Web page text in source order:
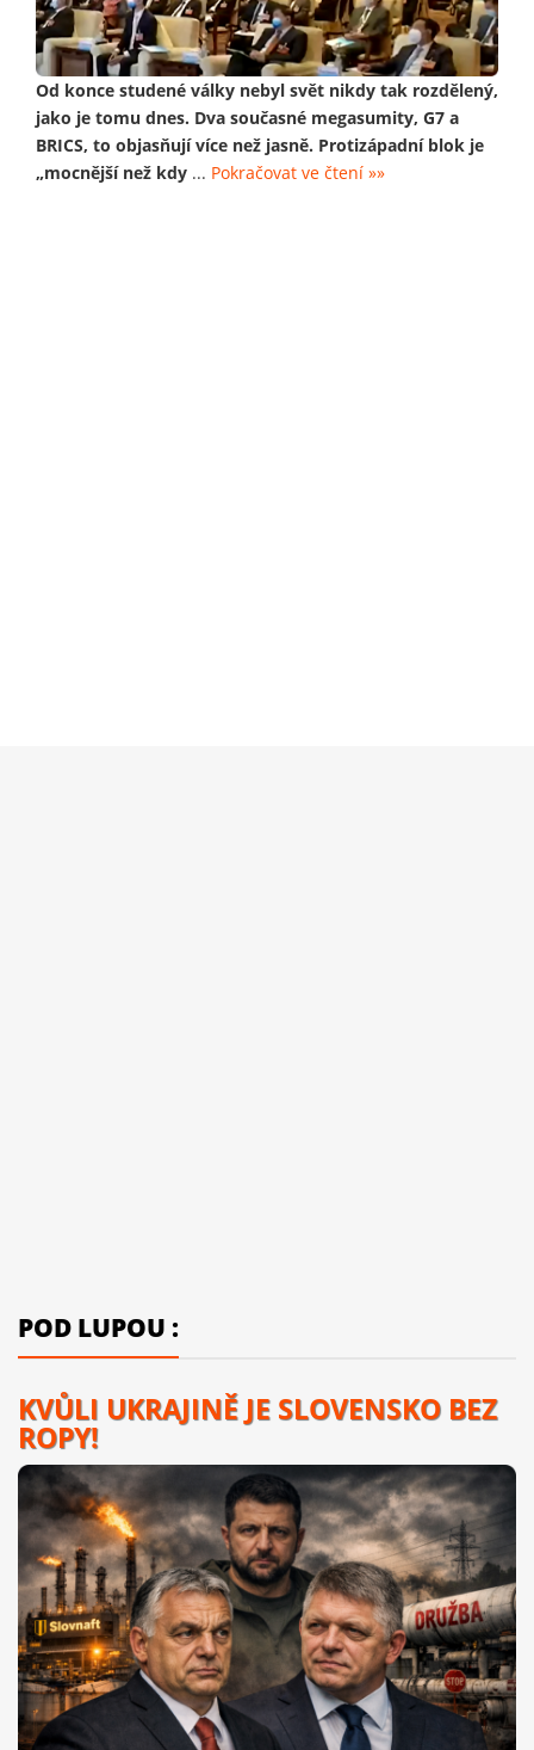
Od konce studené války nebyl svět nikdy tak rozdělený,
jako je tomu dnes. Dva současné megasumity, G7 a
BRICS, to objasňují více než jasně. Protizápadní blok je
„mocnější než kdy ... Pokračovat ve čtení »»
POD LUPOU :
KVŮLI UKRAJINĚ JE SLOVENSKO BEZ
ROPY!